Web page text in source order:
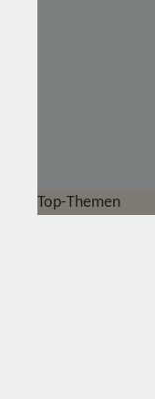
Top-Themen